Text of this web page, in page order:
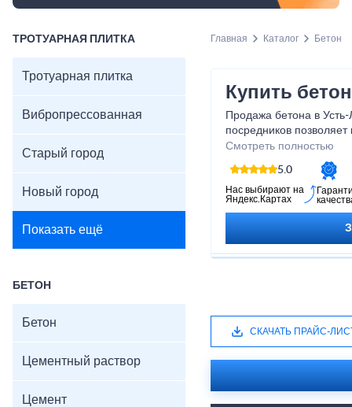
ТРОТУАРНАЯ ПЛИТКА
Тротуарная плитка
Вибропрессованная
Старый город
Новый город
Показать ещё
БЕТОН
Бетон
Цементный раствор
Цемент
Главная Каталог Бетон
Купить
Продажа бетона в
посредников
сэкономить при
если заказать бетон в
Цена бетона, а также
Бетон цена за куб в
учитывая километраж.
Смотреть полностью
5.0
Нас выбирают на
Яндекс.Картах
СКАЧАТЬ ПРАЙС-